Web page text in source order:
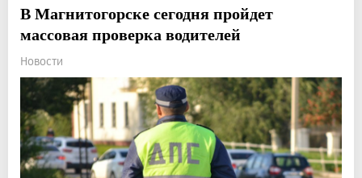
В Магнитогорске сегодня пройдет
массовая проверка водителей
Новости